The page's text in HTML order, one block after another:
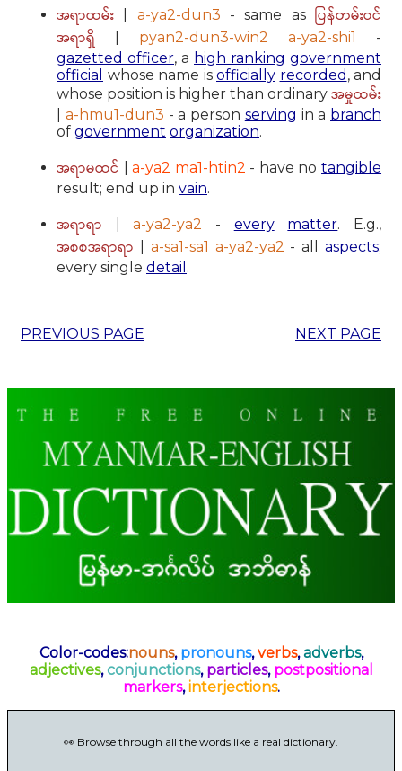
အရာထမ်း a-ya2-dun3 - same asပြန်တမ်းဝင်
အရာရှိ
pyan2-dun3-win2 a-ya2-shi1
-
gazetted officer, a high ranking government
official whose name is officially recorded , and
whose position is higher than ordinary အမှုထမ်း
a-hmu1-dun3 - a person serving in a branch
of government organization.
အရာမထင် |a-ya2 ma1-htin2 - have notangible
result; end up in vain.
အရာရာ |a-ya2-ya2 - every matter. E.g.,
အစစအရာရာ a-sa1-sa1 a-ya2-ya2 - allaspects;
every single detail .
PREVIOUS PAGE NEXT PAGE
Color-codes:nouns, pronouns,verbs,adverbs,
adjectives,conjunctions, particles, postpositional
markers,interjections.
👀 Browse through all the words like a real dictionary.